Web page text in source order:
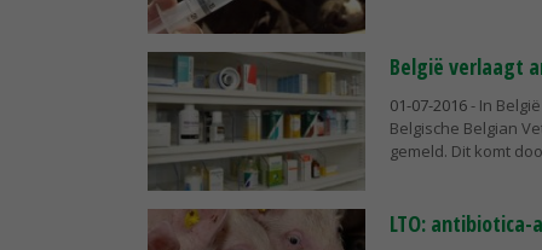
België verlaagt
01-07-2016- In
Belgische Belgian
gemeld. Dit komt
LTO: